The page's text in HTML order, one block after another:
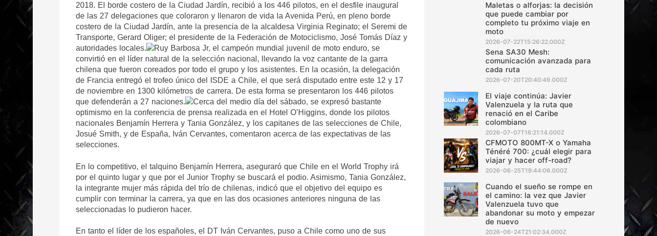
2018. El borde costero de la Ciudad Jardín, recibió a los 446 pilotos, en el desfile inaugural
de las 27 delegaciones que coloraron y llenaron de vida la Avenida Perú, en pleno borde
costero de la Ciudad Jardín, ante la presencia de la alcaldesa Virginia Reginato; el Seremi de
Transporte, Gerard Oliger; el presidente de la Federación de Motociclismo, José Tomás Díaz y
autoridades locales.
Ruy Barbosa Jr, el campeón mundial juvenil de moto enduro, se
convirtió en el líder natural de la selección nacional, llevando la voz cantante de la garra
chilena que fueron coreados por todo el grupo y los asistentes. En la ocasión, la delegación
de Francia entregó el trofeo único del ISDE a Chile, el que será disputado entre este 12 y 17
de noviembre en 1300 kilómetros de carrera. De esta forma se presentaron los 446 pilotos
que defenderán a 27 naciones.
Cerca del medio día del sábado, se expresó bastante
optimismo en la conferencia de prensa realizada en el Hotel O’Higgins, donde los pilotos
nacionales Benjamín Herrera y Tania González, y los capitanes de las selecciones de Chile,
Josué Smith, y de España, Iván Cervantes, comentaron acerca de las expectativas de las
selecciones.
En lo competitivo, el talquino Benjamín Herrera, aseguraró que Chile en el World Trophy irá
por el quinto lugar y que por el Junior Trophy se buscará el podio. Asimismo, Tania González,
la integrante mujer más rápida del trío de chilenas, indicó que el objetivo del equipo es
cumplir con terminar la carrera, ya que en las dos ocasiones anteriores ninguna de las
seleccionadas lo pudieron hacer.
En tanto el líder de los españoles, el DT Iván Cervantes, puso a Chile como uno de sus
Maletas o alforjas: la decisión
que puede cambiar por
completo tu próximo viaje en
moto
2026-07-22T15:26:22.000Z
Sena SA30 Mesh:
comunicación avanzada para
cada ruta
2026-07-20T20:40:49.000Z
El viaje continúa: Javier
Valenzuela y la ruta que
renació en el Caribe
colombiano
2026-07-07T16:21:14.000Z
CFMOTO 800MT-X o Yamaha
Ténéré 700: ¿cuál elegir para
viajar y hacer off-road?
2026-06-25T19:44:06.000Z
Cuando el sueño se rompe en
el camino: la vez que Javier
Valenzuela tuvo que
abandonar su moto y empezar
de nuevo
2026-06-24T21:02:34.000Z